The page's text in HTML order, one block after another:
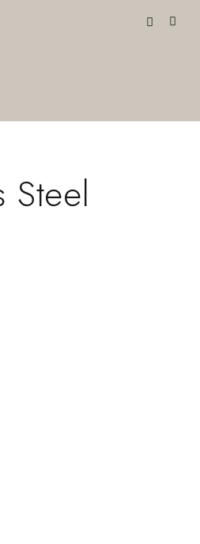
Steel